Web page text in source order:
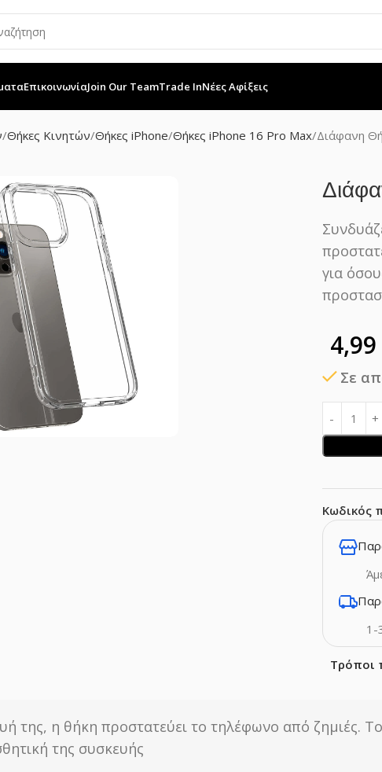
ΕπικοινωνίαJoin Our TeamTrade InΝέες Αφίξεις
Θήκες Κινητών Θήκες iPhone Θήκες iPhone 16 Pro Max Διάφανη
enlarge
για
4,99
Σε
Κωδικός
1-
Τρόποι
της, η θήκη προστατεύει το τηλέφωνο από ζημιές.
της συσκευής